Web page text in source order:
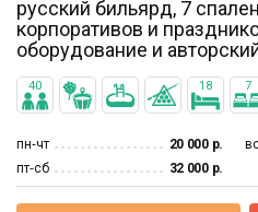
русский бильярд, 7
корпоративов и
оборудование и
40 18 7
пн‐чт
20 000 р.
пт‐сб
32 000 р.